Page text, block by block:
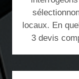
locaux. En
3 devis